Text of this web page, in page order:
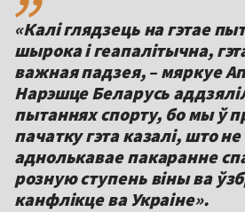
«Калі глядзець на гэтае
шырока і геапалітычна,
важная падзея, – мяркуе
Нарэшце Беларусь
пытаннях спорту, бо мы ў
пачатку гэта казалі, што
аднолькавае пакаранне
розную ступень віны ва
канфлікце ва Украіне».